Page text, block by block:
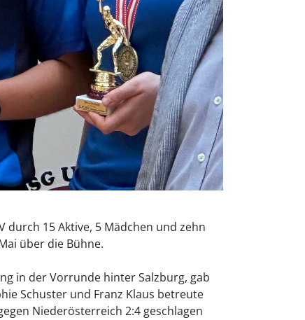
durch 15 Aktive, 5 Mädchen und zehn
über die Bühne.
in der Vorrunde hinter Salzburg, gab
Schuster und Franz Klaus betreute
Niederösterreich 2:4 geschlagen